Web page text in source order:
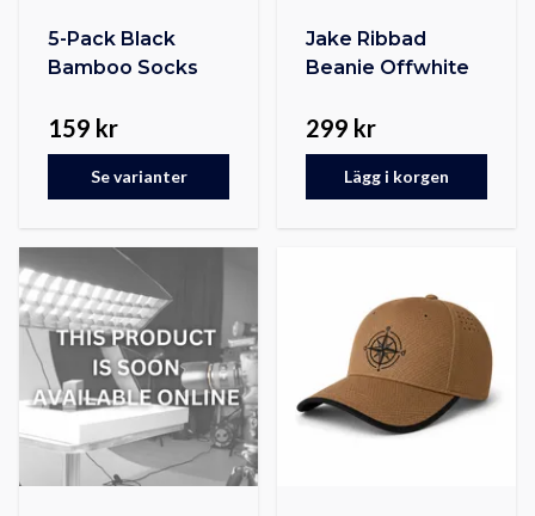
5-Pack Black
Bamboo Socks
159 kr
Se varianter
Jake Ribbad
Beanie Offwhite
299 kr
Lägg i korgen